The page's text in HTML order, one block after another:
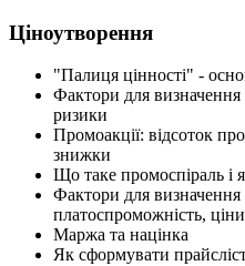
Ціноутворення
"Палиця цінності" -
Фактори для визначення
ризики
Промоакції: відсоток
знижки
Що таке промоспіраль і
Фактори для визначення
платоспроможність,
Маржа та націнка
Як сформувати